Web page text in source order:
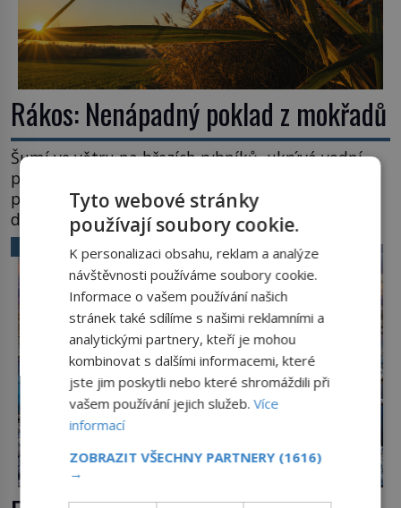
Rákos: Nenápadný poklad z mokřadů
Šumí ve větru na březích rybníků, ukrývá vodní
ptáky a mnozí kolem něj procházejí bez
povšimnutí. Přesto právě rákos pomáhal stavět
domy, vyrábět lodě, zapisovat první texty a
inspiroval řadu pověstí. Tato skromná, ale
užitečná rostlina provází člověka už tisíce let.
Většina lidí vnímá rákos jen jako obyčejnou kulisu
letního koupání. Stačí se však podívat […]
VĚDA A TECHNIKA
Tyto webové stránky
používají soubory cookie.
K personalizaci obsahu, reklam a analýze
návštěvnosti používáme soubory cookie.
Informace o vašem používání našich
stránek také sdílíme s našimi reklamními a
analytickými partnery, kteří je mohou
kombinovat s dalšími informacemi, které
jste jim poskytli nebo které shromáždili při
vašem používání jejich služeb.Více
informací
ZOBRAZIT VŠECHNY PARTNERY (1616)
→